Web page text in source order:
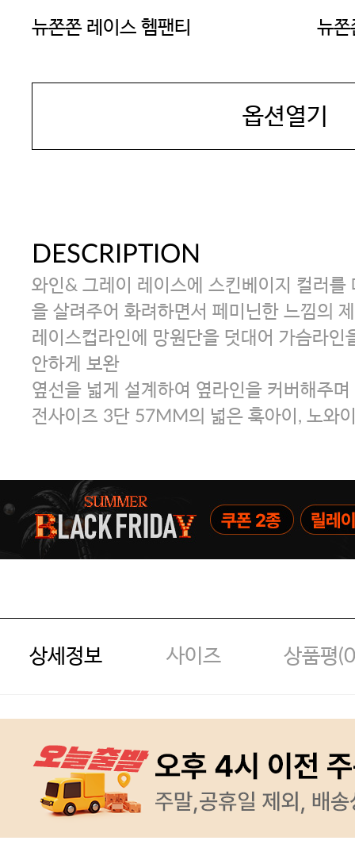
뉴쫀쫀 레이스 헴팬티 뉴쫀
옵션열기
DESCRIPTION
와인& 그레이 레이스에 스킨베이지 컬러를
을 살려주어 화려하면서 페미닌한 느낌의
레이스컵라인에 망원단을 덧대어 가슴라인
안하게 보완
옆선을 넓게 설계하여 옆라인을 커버해주
전사이즈 3단 57MM의 넓은 훅아이, 노와
상세정보 사이즈 상품평(0